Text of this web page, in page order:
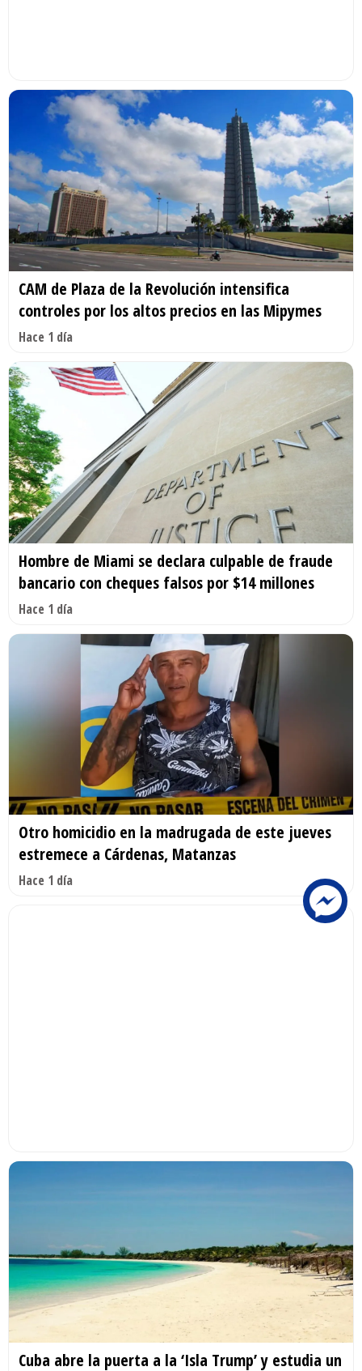
CAM de Plaza de la Revolución intensifica
controles por los altos precios en las Mipymes
Hace 1 día
Hombre de Miami se declara culpable de fraude
bancario con cheques falsos por $14 millones
Hace 1 día
Otro homicidio en la madrugada de este jueves
estremece a Cárdenas, Matanzas
Hace 1 día
Cuba abre la puerta a la ‘Isla Trump’ y estudia un